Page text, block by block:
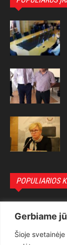
Gerbiame
Šioje
POPULIARIOS
Teisėsauga